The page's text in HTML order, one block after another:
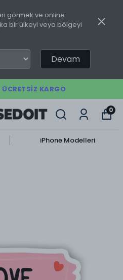
görmek ve online
bir ülkeyi veya bölgeyi
Devam
KARGO
0
iPhone Modelleri